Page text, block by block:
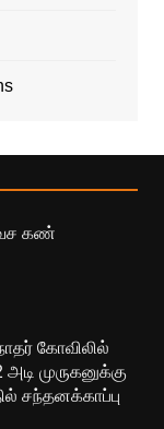
கண்
கோவிலில்
முருகனுக்கு
சந்தனக்காப்பு